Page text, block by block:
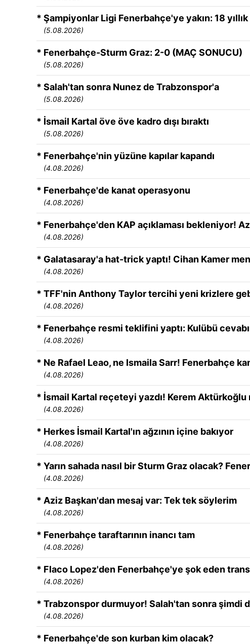
* Şampiyonlar Ligi Fenerbahçe'ye yakın: 18
(5.08.2026)
* Fenerbahçe-Sturm Graz: 2-0 (MAÇ SONUCU)
(5.08.2026)
* Salah'tan sonra Nunez de Trabzonspor'a
(5.08.2026)
* İsmail Kartal öve öve kadro dışı bıraktı
(5.08.2026)
* Fenerbahçe'nin yüzüne kapılar kapandı
(4.08.2026)
* Fenerbahçe'de kanat operasyonu
(4.08.2026)
* Fenerbahçe'den KAP açıklaması bekleniyor!
(4.08.2026)
* Galatasaray'a hat-trick yaptı! Cihan Kamer
(4.08.2026)
* TFF'nin Anthony Taylor tercihi yeni krizlere
(4.08.2026)
* Fenerbahçe resmi teklifini yaptı: Kulübü
(4.08.2026)
* Ne Rafael Leao, ne Ismaila Sarr! Fenerbahçe
(4.08.2026)
* İsmail Kartal reçeteyi yazdı! Kerem Aktürkoğlu
(4.08.2026)
* Herkes İsmail Kartal'ın ağzının içine bakıyor
(4.08.2026)
* Yarın sahada nasıl bir Sturm Graz olacak?
(4.08.2026)
* Aziz Başkan'dan mesaj var: Tek tek söylerim
(4.08.2026)
* Fenerbahçe taraftarının inancı tam
(4.08.2026)
* Flaco Lopez'den Fenerbahçe'ye şok eden
(4.08.2026)
* Trabzonspor durmuyor! Salah'tan sonra şimdi
(4.08.2026)
* Fenerbahçe'de son kurban kim olacak?